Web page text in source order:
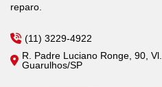
reparo.
(11) 3229-4922
R. Padre Luciano Ronge, 90,
Guarulhos/SP